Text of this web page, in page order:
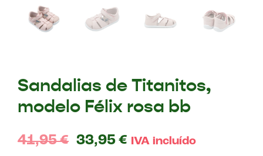
Sandalias de Titanitos,
modelo Félix rosa bb
41,95€ 33,95 € IVA incluído